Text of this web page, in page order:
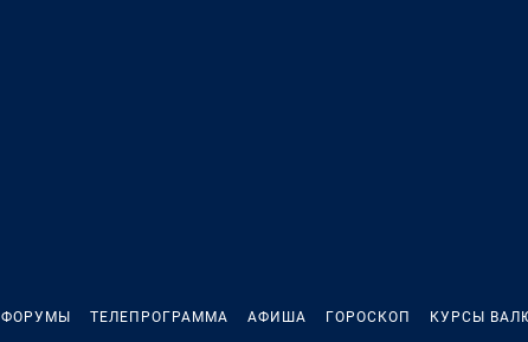
ФОРУМЫ ТЕЛЕПРОГРАММА АФИША ГОРОСКОП КУРСЫ